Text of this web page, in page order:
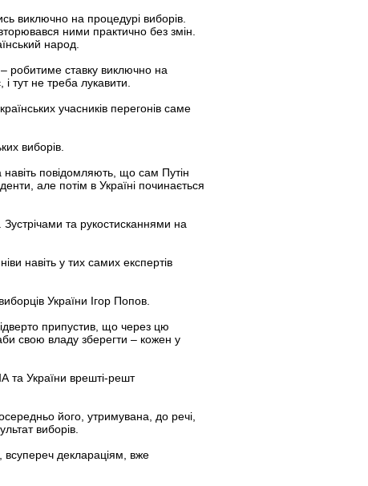
виключно на процедурі виборів.
ними практично без змін.
народ.
– робитиме ставку виключно на
тут не треба лукавити.
учасників перегонів саме
виборів.
повідомляють, що сам Путін
але потім в Україні починається
та рукостисканнями на
навіть у тих самих експертів
України Ігор Попов.
припустив, що через цю
свою владу зберегти – кожен у
та України врешті-решт
його, утримувана, до речі,
виборів.
всупереч деклараціям, вже